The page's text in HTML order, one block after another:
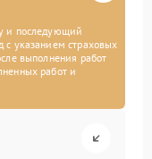
и последующий
с указанием страховых
выполнения работ
работ и